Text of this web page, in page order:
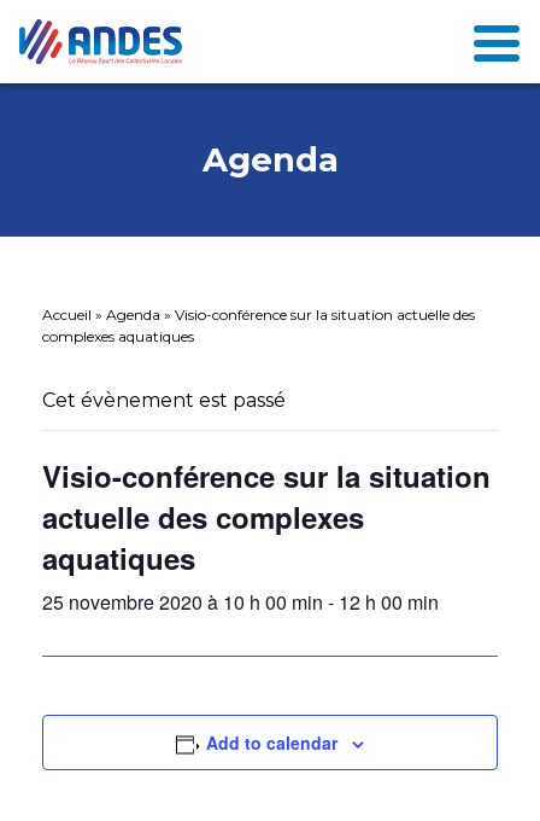
Agenda
Accueil » Agenda » Visio-conférence sur la situation actuelle des
complexes aquatiques
Cet évènement est passé
Visio-conférence sur la situation
actuelle des complexes
aquatiques
25 novembre 2020 à 10 h 00 min - 12 h 00 min
Add to calendar